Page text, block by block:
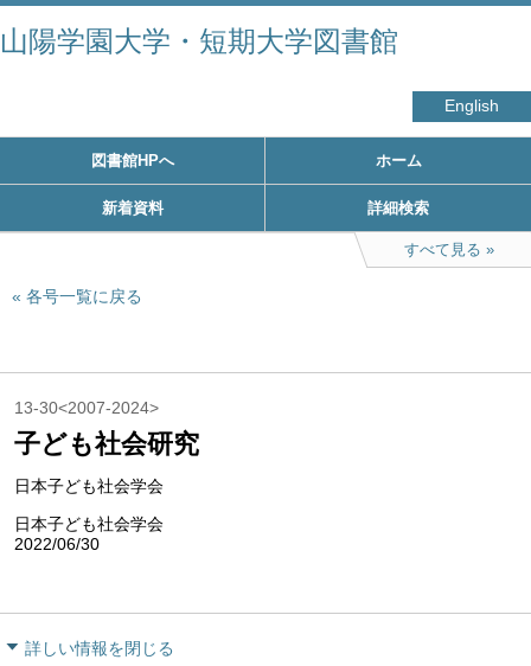
山陽学園大学・短期大学図書館
English
図書館HPへ ホーム
新着資料 詳細検索
すべて見る
各号一覧に戻る
13-30<2007-2024>
子ども社会研究
日本子ども社会学会
日本子ども社会学会
2022/06/30
詳しい情報を閉じる